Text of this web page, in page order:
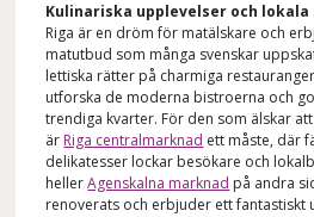
Kulinariska upplevelser och lokala
Riga är en dröm för matälskare och
matutbud som många svenskar
lettiska rätter på charmiga
utforska de moderna bistroerna och
trendiga kvarter. För den som älskar
är Riga centralmarknad ett måste, där
delikatesser lockar besökare och
hellerAgenskalna marknad på andra
renoverats och erbjuder ett fantastiskt